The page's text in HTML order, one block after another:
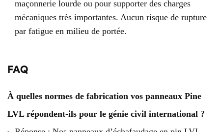
maçonnerie lourde ou pour supporter des charges
mécaniques très importantes. Aucun risque de rupture
par fatigue en milieu de portée.
FAQ
À quelles normes de fabrication vos panneaux Pine
LVL répondent-ils pour le génie civil international ?